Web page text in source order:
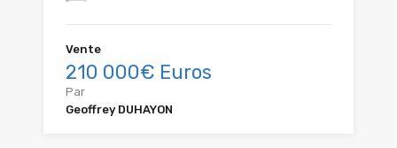
Vente
210 000€ Euros
Par
Geoffrey DUHAYON